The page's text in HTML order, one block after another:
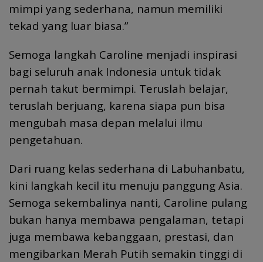
mimpi yang sederhana, namun memiliki
tekad yang luar biasa.”
Semoga langkah Caroline menjadi inspirasi
bagi seluruh anak Indonesia untuk tidak
pernah takut bermimpi. Teruslah belajar,
teruslah berjuang, karena siapa pun bisa
mengubah masa depan melalui ilmu
pengetahuan.
Dari ruang kelas sederhana di Labuhanbatu,
kini langkah kecil itu menuju panggung Asia.
Semoga sekembalinya nanti, Caroline pulang
bukan hanya membawa pengalaman, tetapi
juga membawa kebanggaan, prestasi, dan
mengibarkan Merah Putih semakin tinggi di